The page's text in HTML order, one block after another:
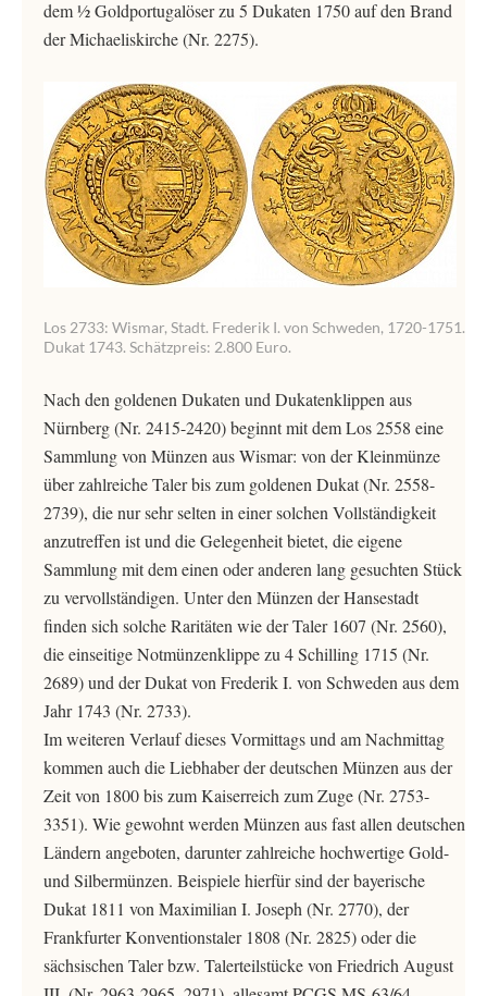
dem ½ Goldportugalöser zu 5 Dukaten 1750 auf den Brand
der Michaeliskirche (Nr. 2275).
Los 2733: Wismar, Stadt. Frederik I. von Schweden, 1720-1751.
Dukat 1743. Schätzpreis: 2.800 Euro.
Nach den goldenen Dukaten und Dukatenklippen aus
Nürnberg (Nr. 2415-2420) beginnt mit dem Los 2558 eine
Sammlung von Münzen aus Wismar: von der Kleinmünze
über zahlreiche Taler bis zum goldenen Dukat (Nr. 2558-
2739), die nur sehr selten in einer solchen Vollständigkeit
anzutreffen ist und die Gelegenheit bietet, die eigene
Sammlung mit dem einen oder anderen lang gesuchten Stück
zu vervollständigen. Unter den Münzen der Hansestadt
finden sich solche Raritäten wie der Taler 1607 (Nr. 2560),
die einseitige Notmünzenklippe zu 4 Schilling 1715 (Nr.
2689) und der Dukat von Frederik I. von Schweden aus dem
Jahr 1743 (Nr. 2733).
Im weiteren Verlauf dieses Vormittags und am Nachmittag
kommen auch die Liebhaber der deutschen Münzen aus der
Zeit von 1800 bis zum Kaiserreich zum Zuge (Nr. 2753-
3351). Wie gewohnt werden Münzen aus fast allen deutschen
Ländern angeboten, darunter zahlreiche hochwertige Gold-
und Silbermünzen. Beispiele hierfür sind der bayerische
Dukat 1811 von Maximilian I. Joseph (Nr. 2770), der
Frankfurter Konventionstaler 1808 (Nr. 2825) oder die
sächsischen Taler bzw. Talerteilstücke von Friedrich August